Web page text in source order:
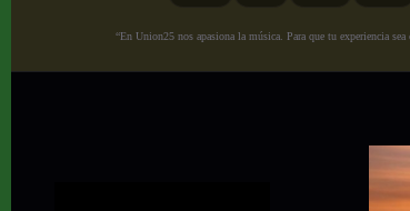
“En Union25 nos apasiona la música. Para que tu experiencia